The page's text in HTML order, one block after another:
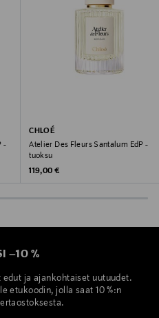
Planifolia, EDP,
-
CHLOÉ
Atelier Des Fleurs Santalum EdP -
tuoksu
Original Price
119,00 €
–10 %
ja ajankohtaiset uutuudet.
etukoodin, jolla saat 10 %:n